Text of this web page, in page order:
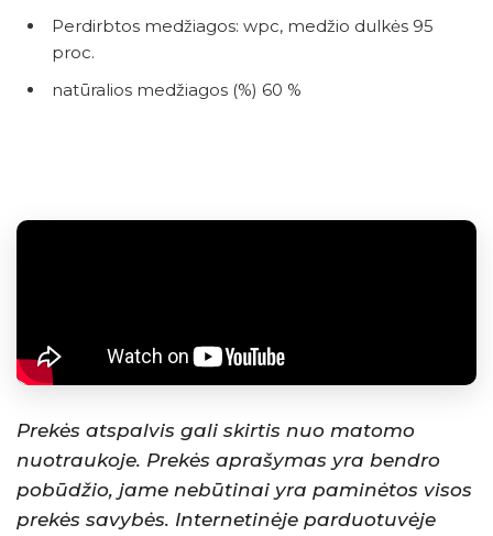
Perdirbtos medžiagos: wpc, medžio dulkės 95
proc.
natūralios medžiagos (%) 60 %
Prekės atspalvis gali skirtis nuo matomo
nuotraukoje. Prekės aprašymas yra bendro
pobūdžio, jame nebūtinai yra paminėtos visos
prekės savybės. Internetinėje parduotuvėje